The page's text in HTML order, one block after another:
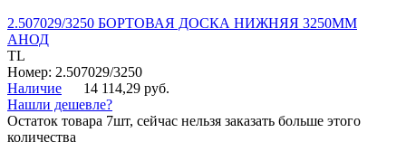
2.507029/3250 БОРТОВАЯ ДОСКА НИЖНЯЯ 3250ММ
АНОД
TL
Номер: 2.507029/3250
Наличие
14 114,29 руб.
Нашли дешевле?
Остаток товара 7шт, сейчас нельзя заказать больше этого
количества